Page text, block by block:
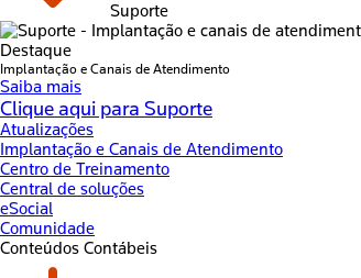
Suporte
Destaque
Implantação e Canais de Atendimento
Saiba mais
Clique aqui para Suporte
Atualizações
Implantação e Canais de Atendimento
Centro de Treinamento
Central de soluções
eSocial
Comunidade
Conteúdos Contábeis